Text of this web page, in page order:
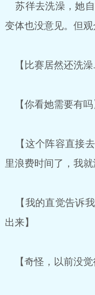
苏徉去洗澡，她
变体也没意见。但观
【比赛居然还洗澡
【你看她需要有吗
【这个阵容直接
里浪费时间了，我就
【我的直觉告诉
出来】
【奇怪，以前没觉